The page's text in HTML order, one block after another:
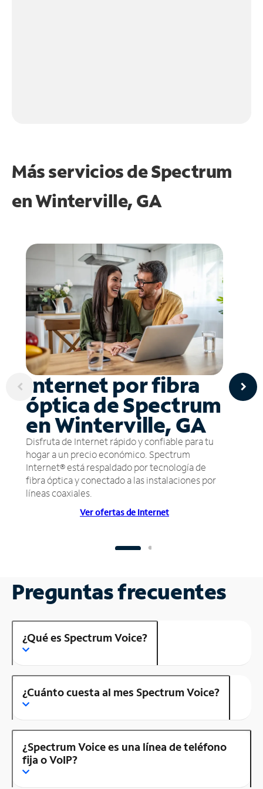
Más servicios de Spectrum
enWinterville, GA
Internet por fibra
óptica de Spectrum
en Winterville, GA
Disfruta de Internet rápido y confiable para tu
hogar a un precio económico. Spectrum
Internet® está respaldado por tecnología de
fibra óptica y conectado a las instalaciones por
líneas coaxiales.
Ver ofertas de Internet
Preguntas frecuentes
¿Qué es Spectrum Voice?
¿Cuánto cuesta al mes Spectrum Voice?
¿Spectrum Voice es una línea de teléfono
fija o VoIP?